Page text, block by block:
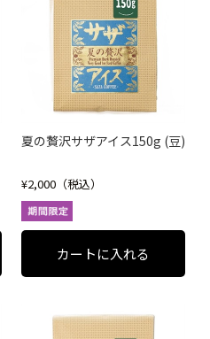
夏の贅沢サザアイス150g (豆)
¥2,000（税込）